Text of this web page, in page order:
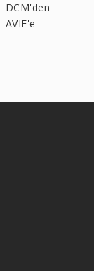
DCM'den
AVIF'e